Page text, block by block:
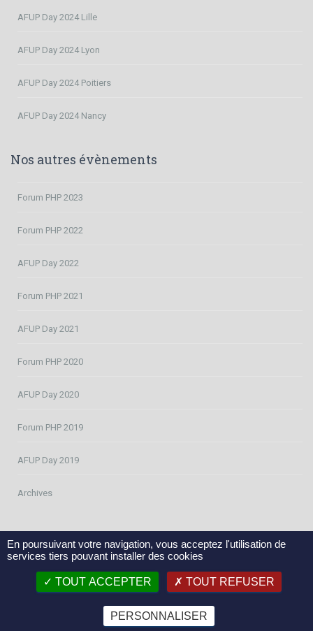
AFUP Day 2024 Lille
AFUP Day 2024 Lyon
AFUP Day 2024 Poitiers
AFUP Day 2024 Nancy
Nos autres évènements
Forum PHP 2023
Forum PHP 2022
AFUP Day 2022
Forum PHP 2021
AFUP Day 2021
Forum PHP 2020
AFUP Day 2020
Forum PHP 2019
AFUP Day 2019
Archives
En poursuivant votre navigation, vous acceptez l'utilisation de
services tiers pouvant installer des cookies
TOUT ACCEPTER TOUT REFUSER
PERSONNALISER